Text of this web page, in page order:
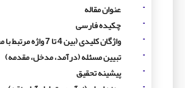
عنوان مقاله
چکیده فارسی
واژگان کلیدی (بین 4 تا 7 واژه مرتبط با محتوا)
تبیین مسئله (درآمد، مدخل، مقدمه)
پیشینه تحقیق